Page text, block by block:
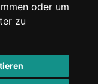
oder um
zu